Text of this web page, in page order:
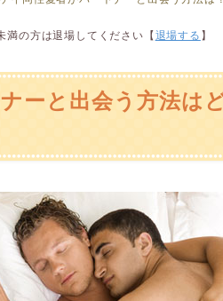
満の方は退場してください【 退場する 】
ーと出会う方法は